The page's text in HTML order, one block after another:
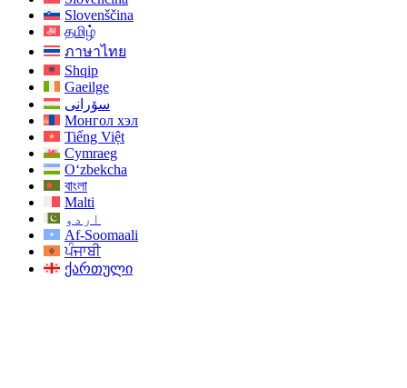
Slovenščina
தமிழ்
ภาษาไทย
Shqip
Gaeilge
سۆرانی
Монгол хэл
Tiếng Việt
Cymraeg
O‘zbekcha
বাংলা
Malti
اردو
Af-Soomaali
ਪੰਜਾਬੀ
ქართული